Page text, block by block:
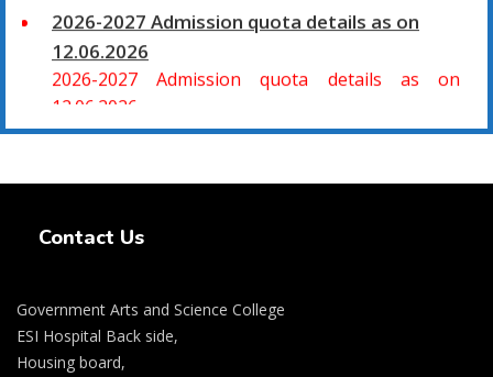
2026-2027 Admission quota details as on
12.06.2026
2026-2027 Admission quota details as on
12.06.2026
08.06.2026 அன்று B.Sc., கணிதம், B.Sc., கணினி
விலங்கியல் ஆகிய அறிவியல் பாடப்பிரிவுகளுக்கும்,
09.06.2026 அன்று B.Com., வணிகவியல், B.B.A.,
வணிக நிர்வாகவியல், B.A., பொருளியல், B.A., வரலாறு
Contact Us
Government Arts and Science College
ESI Hospital Back side,
Housing board,